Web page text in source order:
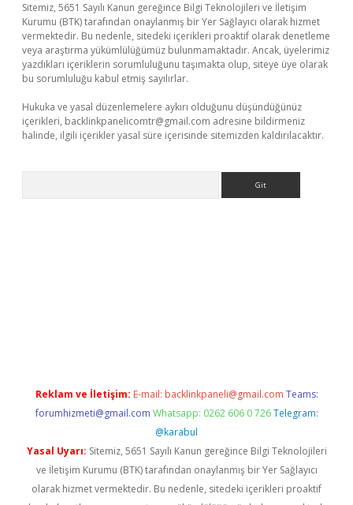
Sitemiz, 5651 Sayılı Kanun gereğince Bilgi Teknolojileri ve İletişim
Kurumu (BTK) tarafından onaylanmış bir Yer Sağlayıcı olarak hizmet
vermektedir. Bu nedenle, sitedeki içerikleri proaktif olarak denetleme
veya araştırma yükümlülüğümüz bulunmamaktadır. Ancak, üyelerimiz
yazdıkları içeriklerin sorumluluğunu taşımakta olup, siteye üye olarak
bu sorumluluğu kabul etmiş sayılırlar.
Hukuka ve yasal düzenlemelere aykırı olduğunu düşündüğünüz
içerikleri, backlinkpanelicomtr@gmail.com adresine bildirmeniz
halinde, ilgili içerikler yasal süre içerisinde sitemizden kaldırılacaktır.
Reklam ve İletişim: E-mail: backlinkpaneli@gmail.com Teams:
forumhizmeti@gmail.com Whatsapp: 0262 606 0 726 Telegram:
@karabul
Yasal Uyarı: Sitemiz, 5651 Sayılı Kanun gereğince Bilgi Teknolojileri
ve İletişim Kurumu (BTK) tarafından onaylanmış bir Yer Sağlayıcı
olarak hizmet vermektedir. Bu nedenle, sitedeki içerikleri proaktif